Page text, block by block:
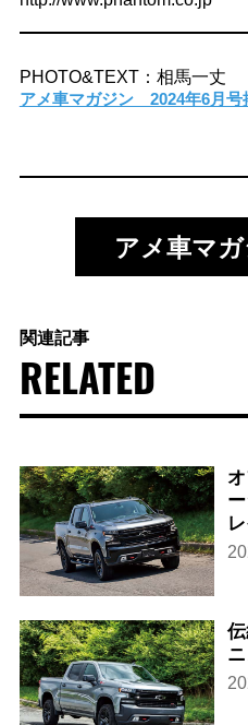
PHOTO&TEXT：相馬一丈
アメ車マガジン 2024年6月号
アメ車マ
関連記事
RELATED